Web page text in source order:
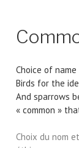
Choice of
Birds for the
And sparrows
« common »
Choix du nom